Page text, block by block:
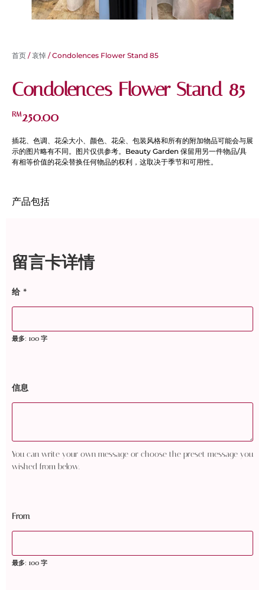
首页 /哀悼 / Condolences Flower Stand 85
Condolences Flower Stand 85
RM250.00
插花、色调、花朵大小、颜色、花朵、包装风格和所有的附加物品可能会与展
示的图片略有不同。图片仅供参考。Beauty Garden 保留用另一件物品/具
有相等价值的花朵替换任何物品的权利，这取决于季节和可用性。
产品包括
留言卡详情
给 *
最多: 100 字
信息
You can write your own message or choose the preset message you
wished from below.
From
最多: 100 字